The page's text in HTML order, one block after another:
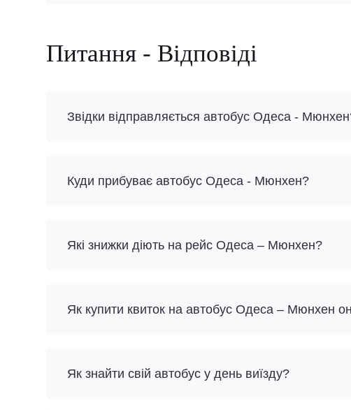
Питання - Відповіді
Звідки відправляється автобус Одеса -
Куди прибуває автобус Одеса - Мюнхен?
Які знижки діють на рейс Одеса – Мюнхен?
Як купити квиток на автобус Одеса – Мюнхен
Як знайти свій автобус у день виїзду?